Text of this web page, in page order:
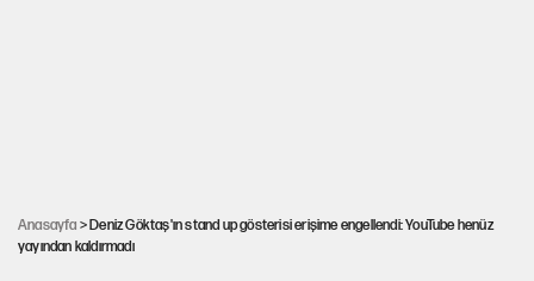
Anasayfa > Deniz Göktaş'ın stand up gösterisi erişime engellendi: YouTube henüz
yayından kaldırmadı